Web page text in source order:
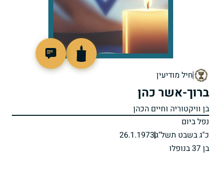
חיל מודיעין
ברוך-אשר כהן
בן וויקטוריה וחיים הכהן
נפל ביום
כ"ג בשבט תשל"ג26.1.1973
בן 37 בנופלו